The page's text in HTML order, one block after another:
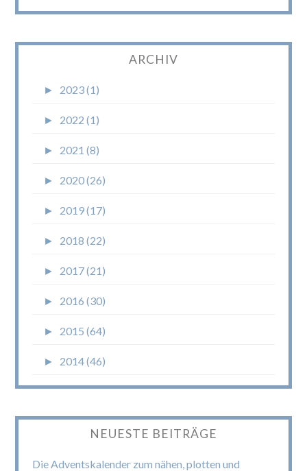
ARCHIV
► 2023 (1)
► 2022 (1)
► 2021 (8)
► 2020 (26)
► 2019 (17)
► 2018 (22)
► 2017 (21)
► 2016 (30)
► 2015 (64)
► 2014 (46)
NEUESTE BEITRÄGE
Die Adventskalender zum nähen, plotten und